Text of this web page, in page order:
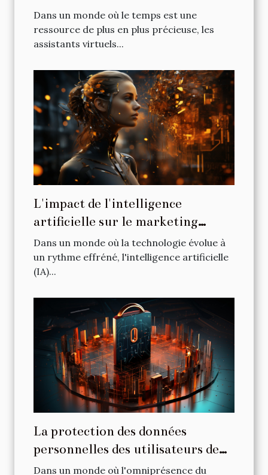
virtuels intelligents
Dans un monde où le temps est une
ressource de plus en plus précieuse, les
assistants virtuels...
L'impact de l'intelligence
artificielle sur le marketing
digital
Dans un monde où la technologie évolue à
un rythme effréné, l'intelligence artificielle
(IA)...
La protection des données
personnelles des utilisateurs de
prompteurs en ligne
Dans un monde où l'omniprésence du